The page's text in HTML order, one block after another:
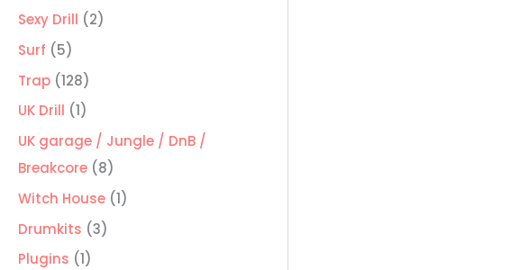
Sexy Drill 22
Surf 55
productos
Trap 128128
productos
UK Drill 11
producto
UK garage / Jungle / DnB /
Breakcore
88
productos
Witch House 11
Drumkits 33
Plugins 11